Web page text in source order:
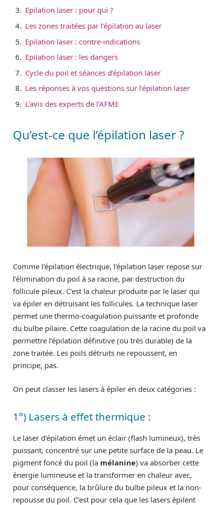
Epilation laser : pour qui ?
Les zones traitées par l’épilation au laser
Epilation laser : contre-indications
Epilation laser : les dangers
Cycle du poil et séances d’épilation laser
Les réponses à vos questions sur l’épilation laser
L’avis des experts de l’AFME
Qu’est-ce que l’épilation laser ?
Comme l’épilation électrique, l’épilation laser repose sur
l’élimination du poil à sa racine, par destruction du
follicule pileux. C’est la chaleur produite par le laser qui
va épiler en détruisant les follicules. La technique laser
permet une thermo-coagulation puissante et profonde
du bulbe pilaire. Cette coagulation de la racine du poil va
permettre l’épilation définitive (ou très durable) de la
zone traitée. Les poils détruits ne repoussent, en
principe, pas.
On peut classer les lasers à épiler en deux catégories :
1°) Lasers à effet thermique :
Le laser d’épilation émet un éclair (flash lumineux), très
puissant, concentré sur une petite surface de la peau. Le
pigment foncé du poil (la mélanine) va absorber cette
énergie lumineuse et la transformer en chaleur avec,
pour conséquence, la brûlure du bulbe pileux et la non-
repousse du poil. C’est pour cela que les lasers épilent